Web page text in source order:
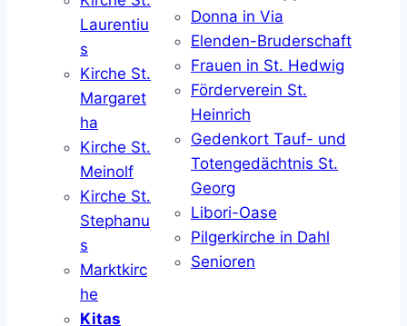
Laurentiu
s
Kirche St.
Margaret
ha
Kirche St.
Meinolf
Kirche St.
Stephanu
s
Marktkirc
he
Kitas
Donna in Via
Elenden-Bruderschaft
Frauen in St. Hedwig
Förderverein St.
Heinrich
Gedenkort Tauf- und
Totengedächtnis St.
Georg
Libori-Oase
Pilgerkirche in Dahl
Senioren